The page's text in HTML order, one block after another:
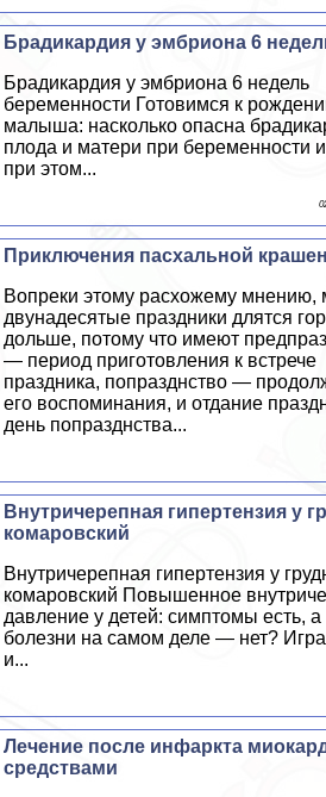
Брадикардия у эмбриона 6
Брадикардия у эмбриона 6 недель
беременности Готовимся к
малыша: насколько опасна
плода и матери при беременности
при этом...
Приключения пасхальной
Вопреки этому расхожему мнению,
двунадесятые праздники длятся
дольше, потому что имеют
— период приготовления к встрече
праздника, попразднство —
его воспоминания, и отдание
день попразднства...
Внутричерепная гипертензия у
комаровский
Внутричерепная гипертензия у
комаровский Повышенное
давление у детей: симптомы есть, а
болезни на самом деле — нет?
и...
Лечение после инфаркта
средствами